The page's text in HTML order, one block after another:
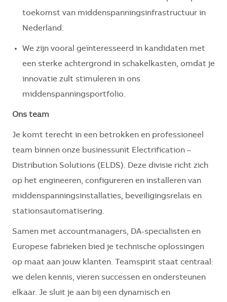
toekomst van middenspanningsinfrastructuur in
Nederland.
We zijn vooral geïnteresseerd in kandidaten met
een sterke achtergrond in schakelkasten, omdat je
innovatie zult stimuleren in ons
middenspanningsportfolio.
Ons team
Je komt terecht in een betrokken en professioneel
team binnen onze businessunit Electrification –
Distribution Solutions (ELDS). Deze divisie richt zich
op het engineeren, configureren en installeren van
middenspanningsinstallaties, beveiligingsrelais en
stationsautomatisering.
Samen met accountmanagers, DA-specialisten en
Europese fabrieken bied je technische oplossingen
op maat aan jouw klanten. Teamspirit staat centraal:
we delen kennis, vieren successen en ondersteunen
elkaar. Je sluit je aan bij een dynamisch en